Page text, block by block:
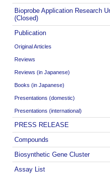
Bioprobe Application Research
(Closed)
Publication
Original Articles
Reviews
Reviews (in Japanese)
Books (in Japanese)
Presentations (domestic)
Presentations (international)
PRESS RELEASE
Compounds
Biosynthetic Gene Cluster
Assay List